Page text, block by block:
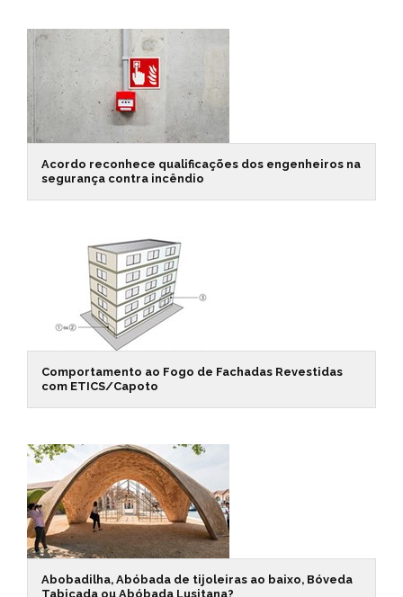
Acordo reconhece qualificações dos engenheiros na
segurança contra incêndio
Comportamento ao Fogo de Fachadas Revestidas
com ETICS/Capoto
Abobadilha, Abóbada de tijoleiras ao baixo, Bóveda
Tabicada ou Abóbada Lusitana?